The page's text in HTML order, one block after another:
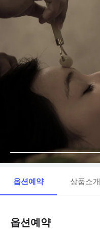
옵션예약 상품소개
옵션예약